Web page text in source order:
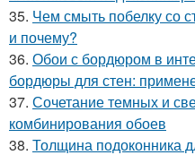
35. Чем смыть побелку со
и почему?
36. Обои с бордюром в
бордюры для стен:
37. Сочетание темных и
комбинирования обоев
38. Толщина подоконника